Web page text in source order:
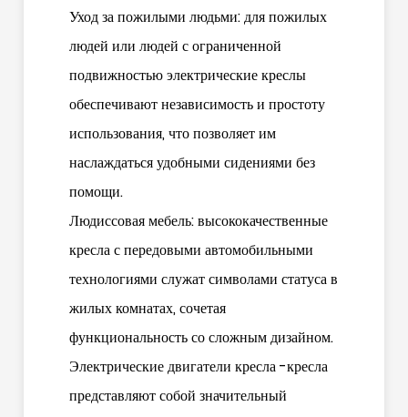
Уход за пожилыми людьми: для пожилых
людей или людей с ограниченной
подвижностью электрические креслы
обеспечивают независимость и простоту
использования, что позволяет им
наслаждаться удобными сидениями без
помощи.
Людиссовая мебель: высококачественные
кресла с передовыми автомобильными
технологиями служат символами статуса в
жилых комнатах, сочетая
функциональность со сложным дизайном.
Электрические двигатели кресла -кресла
представляют собой значительный